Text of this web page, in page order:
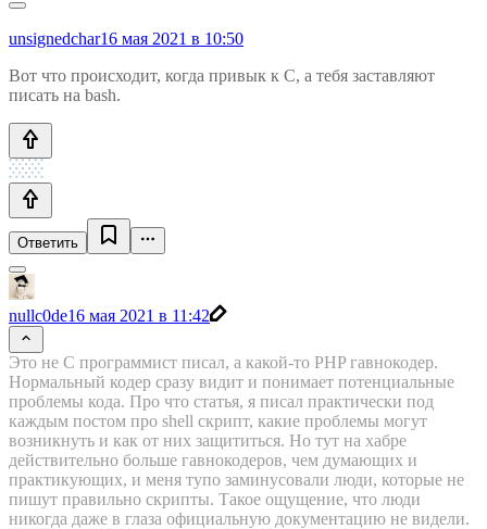
unsignedchar16 мая 2021 в 10:50
Вот что происходит, когда привык к С, а тебя заставляют
писать на bash.
Ответить
nullc0de16 мая 2021 в 11:42
Это не C программист писал, а какой-то PHP гавнокодер.
Нормальный кодер сразу видит и понимает потенциальные
проблемы кода. Про что статья, я писал практически под
каждым постом про shell скрипт, какие проблемы могут
возникнуть и как от них защититься. Но тут на хабре
действительно больше гавнокодеров, чем думающих и
практикующих, и меня тупо заминусовали люди, которые не
пишут правильно скрипты. Такое ощущение, что люди
никогда даже в глаза официальную документацию не видели.